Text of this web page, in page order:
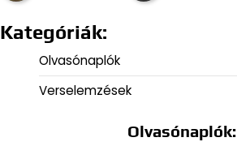
Kategóriák:
Olvasónaplók
Verselemzések
Olvasónaplók: